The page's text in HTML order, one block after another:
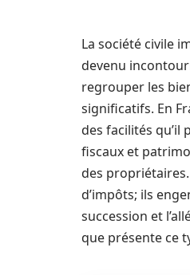
La société civile
devenu
regrouper les
significatifs. En
des facilités qu’il
fiscaux et
des
d’impôts; ils
succession et
que présente ce